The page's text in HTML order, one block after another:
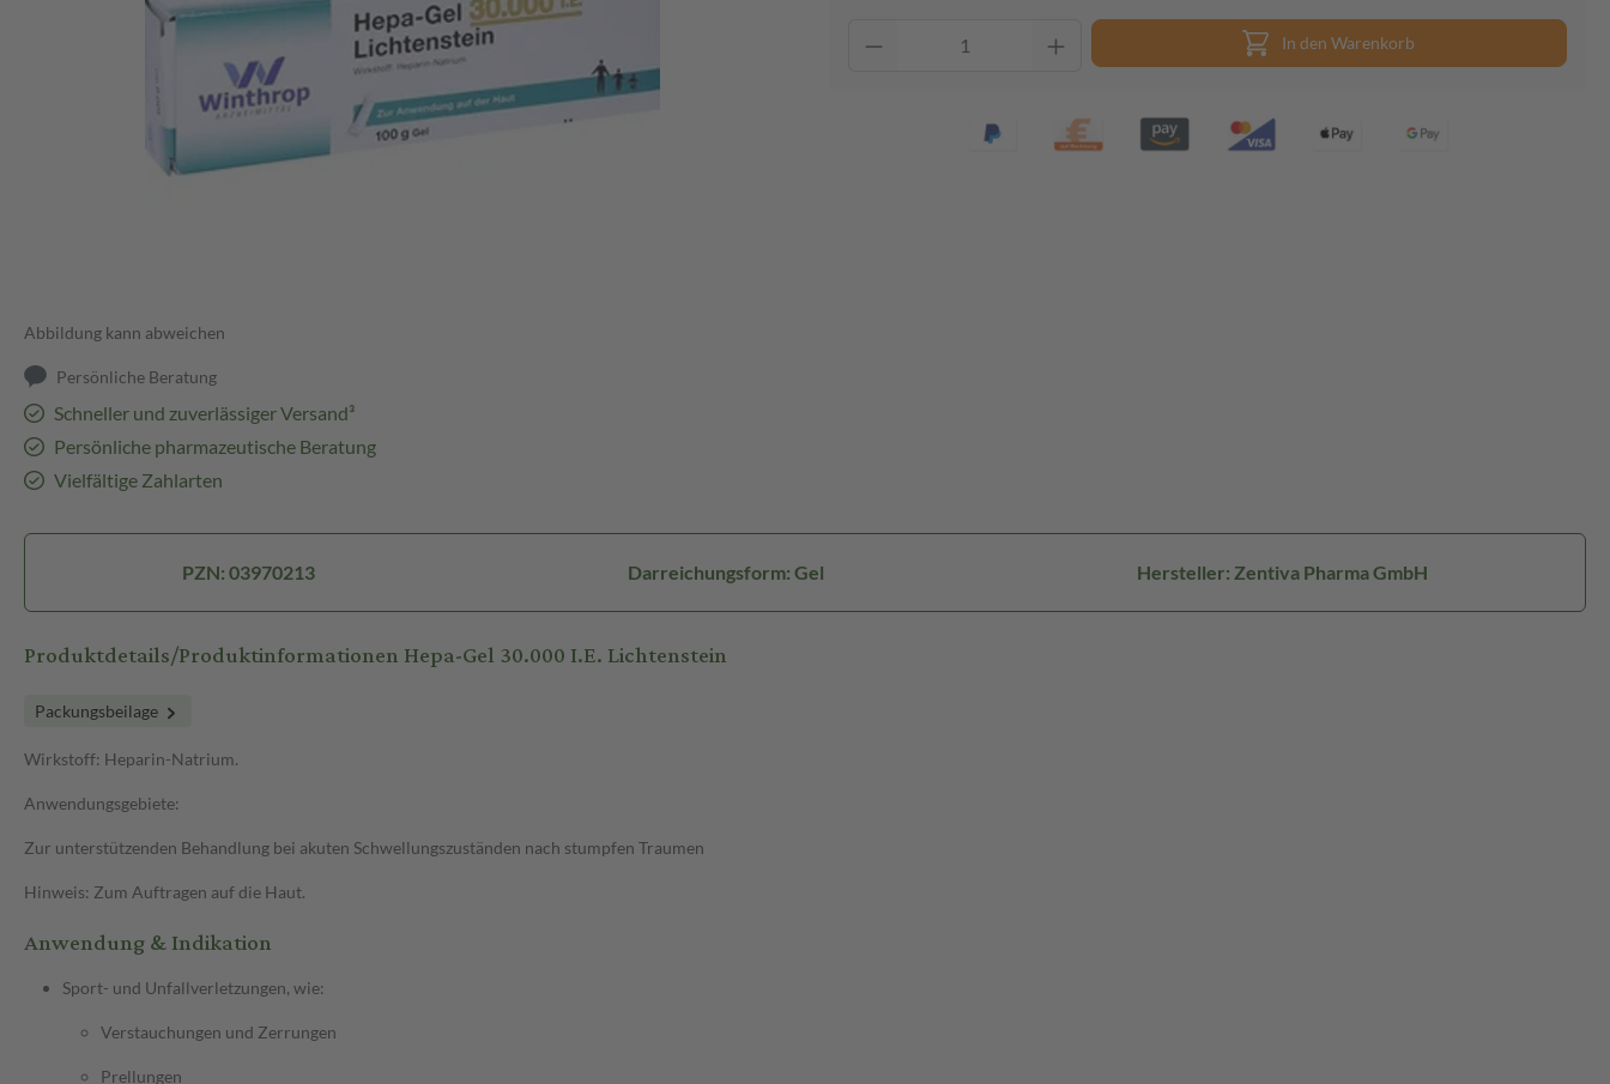
Abbildung kann abweichen
Persönliche Beratung
Schneller und zuverlässiger Versand³
Persönliche pharmazeutische Beratung
Vielfältige Zahlarten
In den Warenkorb
PZN: 03970213 Darreichungsform: Gel Hersteller: Zentiva Pharma GmbH
Produktdetails/Produktinformationen Hepa-Gel 30.000 I.E. Lichtenstein
Packungsbeilage
Wirkstoff: Heparin-Natrium.
Anwendungsgebiete:
Zur unterstützenden Behandlung bei akuten Schwellungszuständen nach stumpfen Traumen
Hinweis: Zum Auftragen auf die Haut.
Anwendung & Indikation
Sport- und Unfallverletzungen, wie:
Verstauchungen und Zerrungen
Prellungen